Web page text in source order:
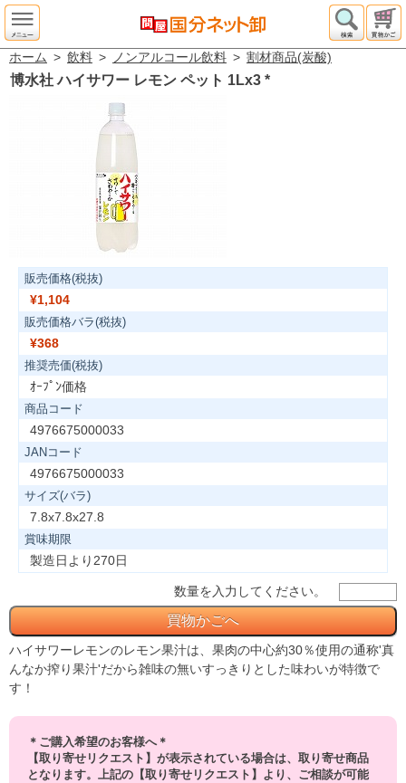
ホーム > 飲料 > ノンアルコール飲料 > 割材商品(炭酸)
博水社 ハイサワー レモン ペット 1Lx3 *
販売価格(税抜)
¥1,104
販売価格バラ(税抜)
¥368
推奨売価(税抜)
ｵｰﾌﾟﾝ価格
商品コード
4976675000033
JANコード
4976675000033
サイズ(バラ)
7.8x7.8x27.8
賞味期限
製造日より270日
数量を入力してください。
ハイサワーレモンのレモン果汁は、果肉の中心約30％使用の通称'真
んなか搾り果汁'だから雑味の無いすっきりとした味わいが特徴で
す！
＊ご購入希望のお客様へ＊
【取り寄せリクエスト】が表示されている場合は、取り寄せ商品
となります。上記の【取り寄せリクエスト】より、ご相談が可能